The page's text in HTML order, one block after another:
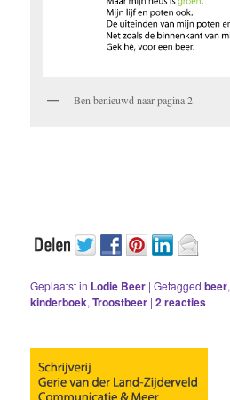
Ben benieuwd naar pagina 2.
Geplaatst in Lodie Beer |Getagged beer,
kinderboek,Troostbeer |2reacties